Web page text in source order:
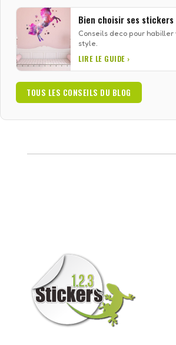
Bien choisir ses stickers
Conseils deco pour habiller
style.
LIRE LE GUIDE ›
TOUS LES CONSEILS DU BLOG